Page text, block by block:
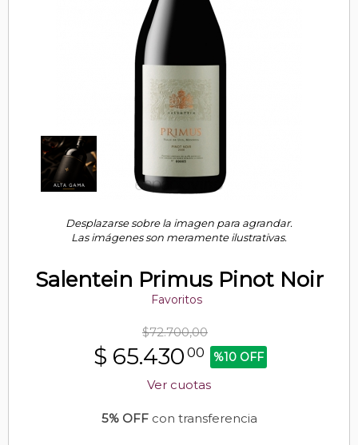
Desplazarse sobre la imagen para agrandar.
Las imágenes son meramente ilustrativas.
Salentein Primus Pinot Noir
Favoritos
$72.700,00
$ 65.430 00 %10 OFF
Ver cuotas
5% OFFcon transferencia